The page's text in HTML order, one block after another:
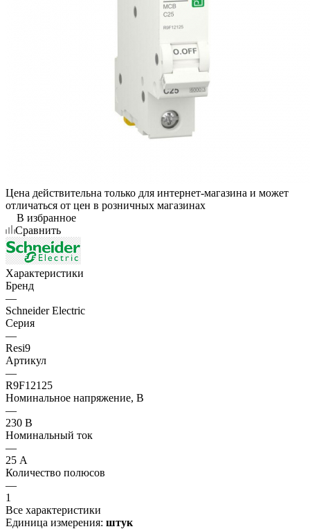
Цена действительна только для интернет-магазина и может
отличаться от цен в розничных магазинах
В избранное
Сравнить
Характеристики
Бренд
—
Schneider Electric
Серия
—
Resi9
Артикул
—
R9F12125
Номинальное напряжение, В
—
230 В
Номинальный ток
—
25 А
Количество полюсов
—
1
Все характеристики
Единица измерения: штук